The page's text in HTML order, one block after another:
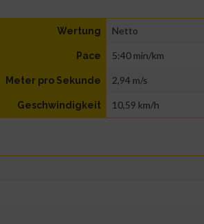
Wertung Netto
Pace 5:40 min/km
Meter pro Sekunde 2,94 m/s
Geschwindigkeit 10,59 km/h